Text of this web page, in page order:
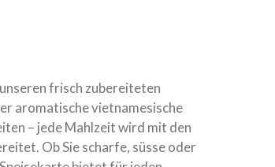
frisch zubereiteten
aromatische vietnamesische
– jede Mahlzeit wird mit den
Ob Sie scharfe, süsse oder